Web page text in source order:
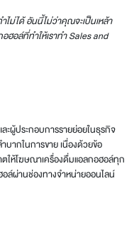
ไม่ได้ อันนี้ไม่ว่าคุณจะเป็นเหล้า
ฮอล์ที่ทำให้เราทำ Sales and
ผู้ประกอบการรายย่อยในธุรกิจ
ากในการขาย เนื่องด้วยข้อ
ห้โฆษณาเครื่องดื่มแอลกอฮอล์ทุก
ล์ผ่านช่องทางจำหน่ายออนไลน์